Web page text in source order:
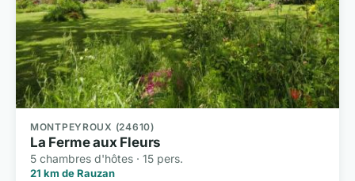
MONTPEYROUX (24610)
La Ferme aux Fleurs
5 chambres d'hôtes · 15 pers.
21 km de Rauzan